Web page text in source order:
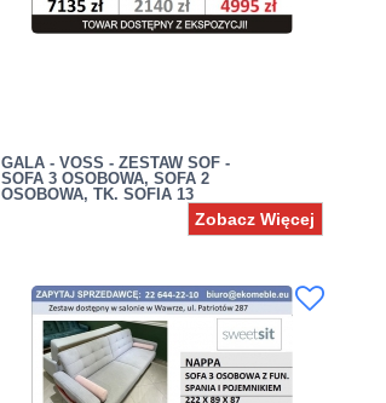
GALA - VOSS - ZESTAW SOF -
SOFA 3 OSOBOWA, SOFA 2
OSOBOWA, TK. SOFIA 13
Zobacz Więcej